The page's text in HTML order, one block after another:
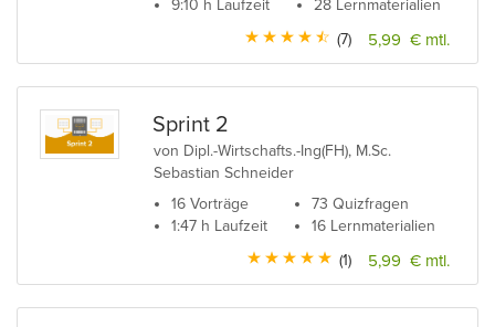
9:10 h Laufzeit
28 Lernmaterialien
5,99 € mtl.
(7)
Sprint 2
von Dipl.-Wirtschafts.-Ing(FH), M.Sc.
Sebastian Schneider
16 Vorträge
1:47 h Laufzeit
73 Quizfragen
16 Lernmaterialien
5,99 € mtl.
(1)